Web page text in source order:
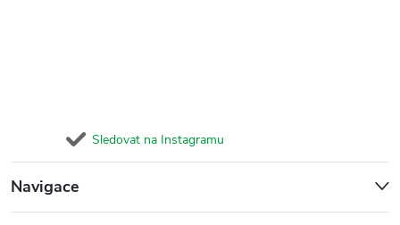
Sledovat na Instagramu
Navigace